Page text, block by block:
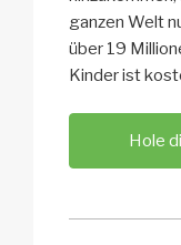
ganzen Welt
über 19
Kinder ist
Hole